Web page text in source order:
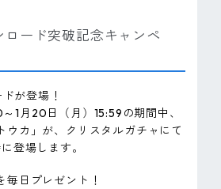
ロード突破記念キャンペ
が登場！
1月20日（月）15:59の期間中、
ウカ」が、クリスタルガチャにて
登場します。
日プレゼント！